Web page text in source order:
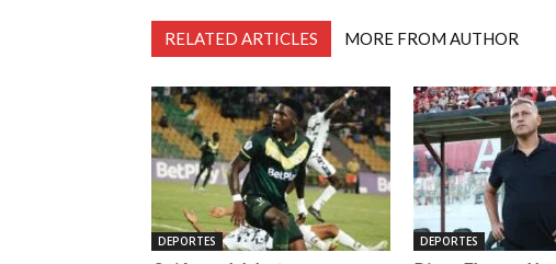
RELATED ARTICLES MORE FROM AUTHOR
DEPORTES DEPORTES